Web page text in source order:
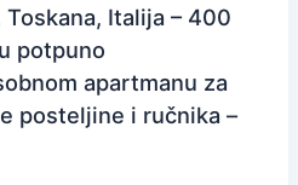
Italija – 400
potpuno
apartmanu za
posteljine i ručnika –